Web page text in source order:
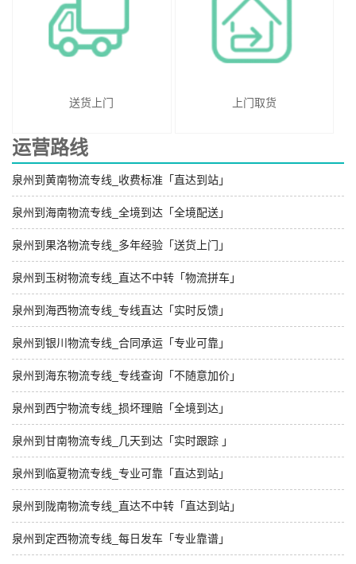
送货上门 上门取货
运营路线
泉州到黄南物流专线_收费标准「直达到站」
泉州到海南物流专线_全境到达「全境配送」
泉州到果洛物流专线_多年经验「送货上门」
泉州到玉树物流专线_直达不中转「物流拼车」
泉州到海西物流专线_专线直达「实时反馈」
泉州到银川物流专线_合同承运「专业可靠」
泉州到海东物流专线_专线查询「不随意加价」
泉州到西宁物流专线_损坏理赔「全境到达」
泉州到甘南物流专线_几天到达「实时跟踪 」
泉州到临夏物流专线_专业可靠「直达到站」
泉州到陇南物流专线_直达不中转「直达到站」
泉州到定西物流专线_每日发车「专业靠谱」